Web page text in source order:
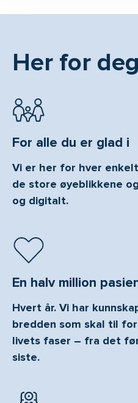
Her for deg
For alle du er glad i
Vi er her for hver
de store øyeblikkene
og digitalt.
En halv million
Hvert år. Vi har
bredden som skal til
livets faser – fra det
siste.